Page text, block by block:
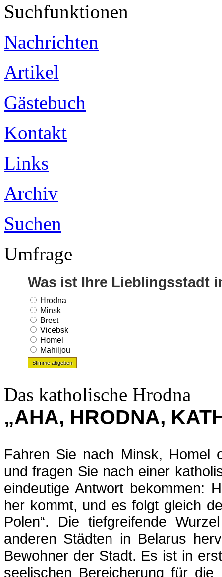
Suchfunktionen
Nachrichten
Artikel
Gästebuch
Kontakt
Links
Archiv
Suchen
Umfrage
Was ist Ihre Lieblingsstadt
Hrodna
Minsk
Brest
Vicebsk
Homel
Mahiljou
Das katholische Hrodna
„AHA, HRODNA,
Fahren Sie nach Minsk, Homel
und fragen Sie nach einer
eindeutige Antwort bekommen:
her kommt, und es folgt gleich
Polen“. Die tiefgreifende
anderen Städten in Belarus
Bewohner der Stadt. Es ist in
seelischen Bereicherung für